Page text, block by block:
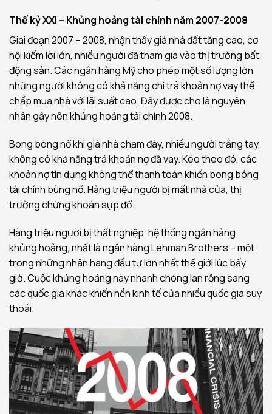
Thế kỷ XXI – Khủng hoảng tài chính năm 2007-2008
Giai đoạn 2007 – 2008, nhận thấy giá nhà đất tăng cao, cơ
hội kiếm lời lớn, nhiều người đã tham gia vào thị trường bất
động sản. Các ngân hàng Mỹ cho phép một số lượng lớn
những người không có khả năng chi trả khoản nợ vay thế
chấp mua nhà với lãi suất cao. Đây được cho là nguyên
nhân gây nên khủng hoảng tài chính 2008.
Bong bóng nổ khi giá nhà chạm đáy, nhiều người trắng tay,
không có khả năng trả khoản nợ đã vay. Kéo theo đó, các
khoản nợ tín dụng không thể thanh toán khiến bong bóng
tài chính bùng nổ. Hàng triệu người bị mất nhà cửa, thị
trường chứng khoán sụp đổ.
Hàng triệu người bị thất nghiệp, hệ thống ngân hàng
khủng hoảng, nhất là ngân hàng Lehman Brothers – một
trong những nhân hàng đầu tư lớn nhất thế giới lúc bấy
giờ. Cuộc khủng hoảng này nhanh chóng lan rộng sang
các quốc gia khác khiến nền kinh tế của nhiều quốc gia suy
thoái.